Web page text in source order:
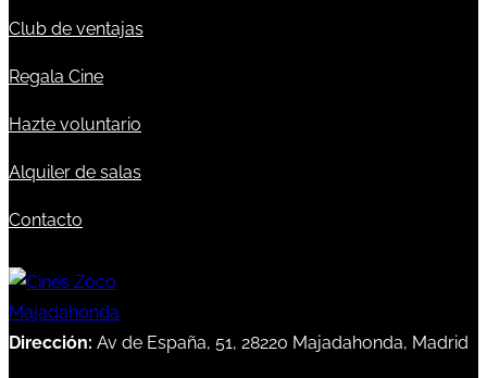
Club de ventajas
Regala Cine
Hazte voluntario
Alquiler de salas
Contacto
Dirección: Av de España, 51, 28220 Majadahonda, Madrid